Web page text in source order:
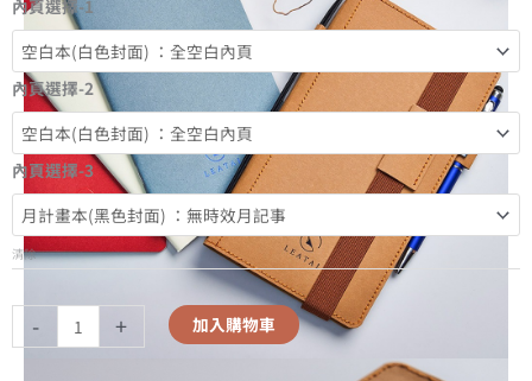
內頁選擇-1
內頁選擇-2
內頁選擇-3
清除
- + 加入購物車